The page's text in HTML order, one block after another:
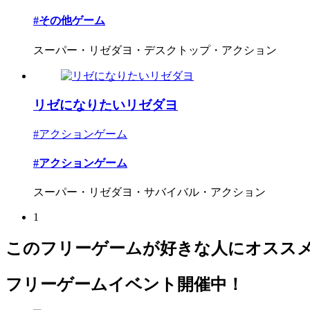
#その他ゲーム
スーパー・リゼダヨ・デスクトップ・アクション
リゼになりたいリゼダヨ
#アクションゲーム
#アクションゲーム
スーパー・リゼダヨ・サバイバル・アクション
1
このフリーゲームが好きな人にオスス
フリーゲームイベント開催中！